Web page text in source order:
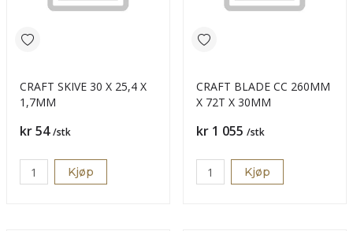
CRAFT SKIVE 30 X 25,4 X
1,7MM
Pris
kr 54 /stk
Kjøp
CRAFT BLADE CC 260MM
X 72T X 30MM
Pris
kr 1 055 /stk
Kjøp